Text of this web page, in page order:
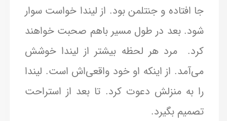
جا افتاده و جنتلمن بود. از لیندا خواست سوار
شود. بعد در طول مسیر باهم صحبت خواهند
کرد. مرد هر لحظه بیشتر از لیندا خوشش
می‌آمد. از اینکه او خود واقعی‌اش است. لیندا
را به منزلش دعوت کرد. تا بعد از استراحت
تصمیم بگیرد.